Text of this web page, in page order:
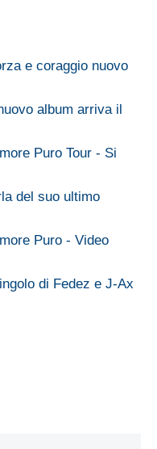
e coraggio nuovo
album arriva il
Puro Tour - Si
del suo ultimo
Puro - Video
di Fedez e J-Ax